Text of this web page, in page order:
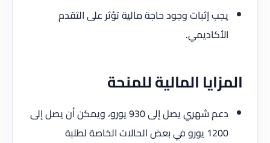
يجب إثبات وجود حاجة مالية تؤثر على التقدم
الأكاديمي.
المزايا المالية للمنحة
دعم شهري يصل إلى 930 يورو، ويمكن أن يصل إلى
1200 يورو في بعض الحالات الخاصة لطلبة